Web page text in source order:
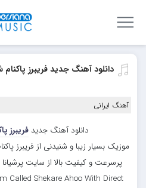
دانلود آهنگ جدید فریبرز پاکنام
آهنگ ایرانی
دانلود آهنگ جدیدفریبرز
موزیک بسیار زیبا و شنیدنی از فریبرز
پرسرعت و کیفیت بالا از سایت
Called Shekare Ahoo With Direct